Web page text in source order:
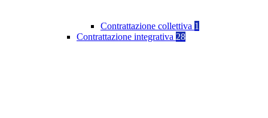
Contrattazione collettiva 1
Contrattazione integrativa 28